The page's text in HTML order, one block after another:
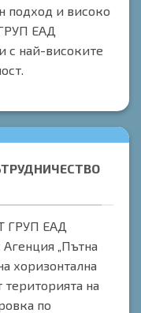
подход и високо
ЕАД
с най-високите
ГРУП ЕАД
„Пътна
хоризонтална
на
по